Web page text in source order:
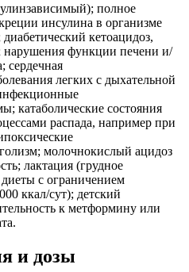
полное
инсулина в организме
кетоацидоз,
нарушения функции печени и/
сердечная
легких с дыхательной
катаболические состояния
распада, например при
молочнокислый ацидоз
лактация (грудное
с ограничением
ккал/сут); детский
к метформину или
и дозы